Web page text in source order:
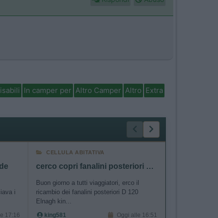
In camper per Altro Camper Altro Extra
i
17:16
CELLULA ABITATIVA
cerco copri fanalini posteriori D 120 king 580 G
Buon giorno a tutti viaggiatori, erco il
ricambio dei fanalini posteriori D 120
Elnagh kin...
king581 Oggi alle 16:51